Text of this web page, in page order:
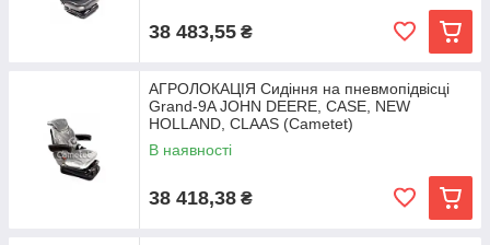
38 483,55 ₴
АГРОЛОКАЦІЯ Сидіння на пневмопідвісці
Grand-9A JOHN DEERE, CASE, NEW
HOLLAND, CLAAS (Cametet)
В наявності
38 418,38 ₴